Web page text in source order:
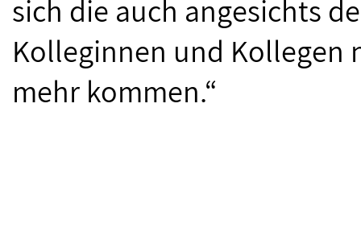
sich die auch angesichts
Kolleginnen und Kollegen
mehr kommen.“